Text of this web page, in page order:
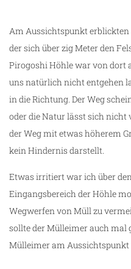
Am Aussichtspunkt
der sich über zig Meter den
Pirogoshi Höhle war von dort
uns natürlich nicht entgehen
in die Richtung. Der Weg
oder die Natur lässt sich
der Weg mit etwas höherem
kein Hindernis darstellt.
Etwas irritiert war ich über
Eingangsbereich der Höhle
Wegwerfen von Müll zu
sollte der Mülleimer auch mal
Mülleimer am Aussichtspunkt